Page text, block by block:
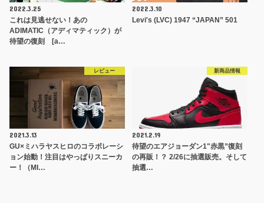
2022.3.25
これは見逃せない！あの
ADIMATIC（アディマティック）が
待望の復刻 [a…
2022.3.10
Levi's (LVC) 1947 “JAPAN” 501
レビュー
2021.3.13
GU×ミハラヤスヒロのコラボレーシ
ョン始動！注目はやっぱりスニーカ
ー！（MI…
新商品情報
2021.2.19
待望のエアジョーダン1"赤黒”復刻
の再販！？ 2/26に抽選販売。そして
抽選…